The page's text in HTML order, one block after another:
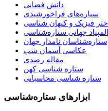
دانش فضایی
سیاره‌های فراخورشیدی
اختر فیزیک و کیهان شناسی
المپیاد جهانی ستاره‌شناسی
ستاره‌شناسان نامدار جهان
عکاسی آسمان شب
مقاله رصدی
ستاره شناسی کهن
ستاره شناسی محاسباتی
ابزارهای ستاره‌شناسی